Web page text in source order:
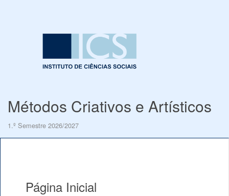
Métodos Criativos e Artísticos
1.º Semestre 2026/2027
Página Inicial